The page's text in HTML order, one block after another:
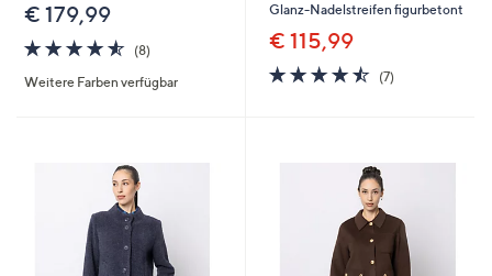
€ 179,99
4.5
von
5
(8)8
Weitere Farben verfügbar
Glanz-Nadelstreifen figurbetont
€ 115,99
4.4
von
(7)7